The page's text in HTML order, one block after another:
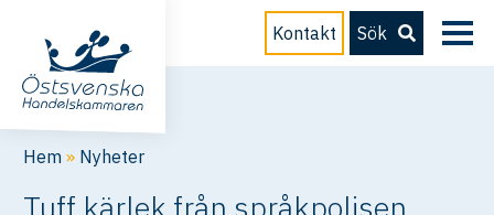
Kontakt Sök
Hem » Nyheter
Tuff kärlek från språkpolisen